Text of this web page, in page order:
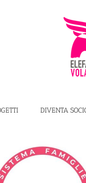
DIVENTA